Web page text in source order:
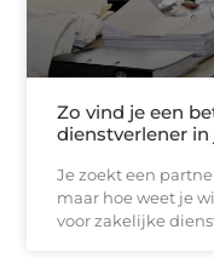
Zo vind je een
dienstverlener
Je zoekt een
maar hoe weet je
voor zakelijke